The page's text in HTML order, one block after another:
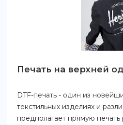
Печать на верхней
DTF-печать - один из
текстильных изделиях и
предполагает прямую печать